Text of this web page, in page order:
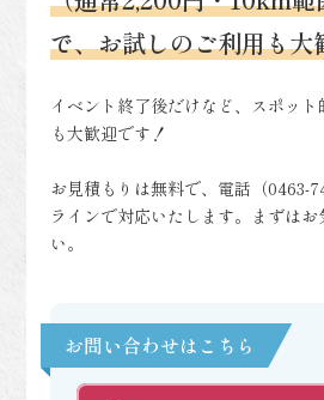
で、お試しのご利用も大
イベント終了後だけなど、スポッ
も大歓迎です！
お見積もりは無料で、電話（0463-
ラインで対応いたします。まずはお
い。
お問い合わせはこちら